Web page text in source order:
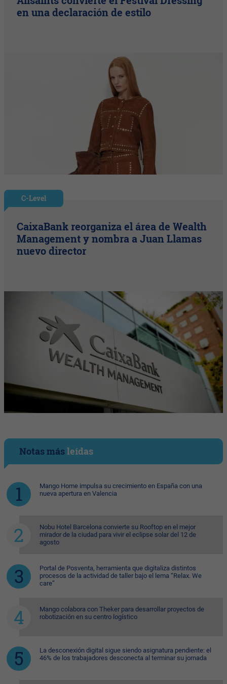
en una declaración de estilo
C-Level
CaixaBank reorganiza el área de Wealth
Management y nombra a Juan Llamas
nuevo director
Notas másleídas
Mango Home impulsa su crecimiento en España con una
nueva apertura en Valencia
Nobu Hotel Barcelona convierte su Rooftop en el mejor
mirador de la ciudad para vivir el eclipse solar del 12 de
agosto
Portal de Posventa, herramienta que digitaliza distintos
procesos de la actividad de taller bajo el lema “Relax. We
care”
Mango colabora con Theker para desarrollar proyectos de
robotización en su centro logístico
La desconexión digital sigue siendo asignatura pendiente: el
46% de los trabajadores desconecta al terminar su jornada